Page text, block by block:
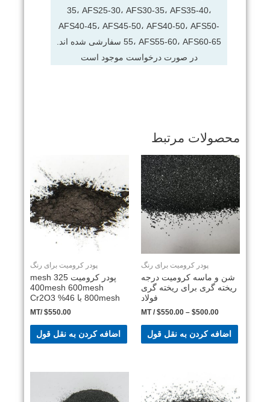
35، AFS25-30، AFS30-35، AFS35-40،
AFS40-45، AFS45-50، AFS40-50، AFS50-
55، AFS55-60، AFS60-65 سفارشی شده اند.
در صورت درخواست موجود است
محصولات مرتبط
پودر کرومیت برای رنگ
شن و ماسه کرومیت درجه
ریخته گری برای ریخته گری
فولاد
$500.00
–
$550.00
/ MT
اضافه کردن به نقل قول
پودر کرومیت برای رنگ
پودر کرومیت 325 mesh
400mesh 600mesh
800mesh با 46% Cr2O3
$550.00
/MT
اضافه کردن به نقل قول